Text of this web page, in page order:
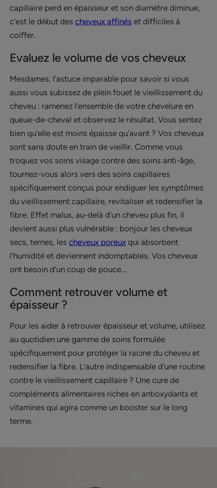
capillaire perd en épaisseur et son diamètre diminue,
c’est le début des cheveux affinés et difficiles à
coiffer.
Evaluez le volume de vos cheveux
Mesdames, l’astuce imparable pour savoir si vous
aussi vous subissez de plein fouet le vieillissement du
cheveu : ramenez l’ensemble de votre chevelure en
queue-de-cheval et observez le résultat. Vous sentez
bien qu’elle est moins épaisse qu’avant ? Vos cheveux
sont sans doute en train de vieillir. Comme vous
troquez vos soins visage contre des soins anti-âge,
tournez-vous alors vers des soins capillaires
spécifiquement conçus pour endiguer les symptômes
du vieillissement capillaire, revitaliser et redensifier la
fibre. Effet malus, au-delà d’un cheveu plus fin, il
devient aussi plus vulnérable : bonjour les cheveux
secs, ternes, les cheveux poreux qui absorbent
l’humidité et deviennent indomptables. Vos cheveux
ont besoin d’un coup de pouce…
Comment retrouver volume et
épaisseur ?
Pour les aider à retrouver épaisseur et volume, utilisez
au quotidien une gamme de soins formulée
spécifiquement pour protéger la racine du cheveu et
redensifier la fibre. L’autre indispensable d’une routine
contre le vieillissement capillaire ? Une cure de
compléments alimentaires riches en antioxydants et
vitamines qui agira comme un booster sur le long
terme.